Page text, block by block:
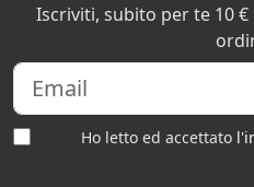
Iscriviti, subito per te 10
Ho letto ed accettato